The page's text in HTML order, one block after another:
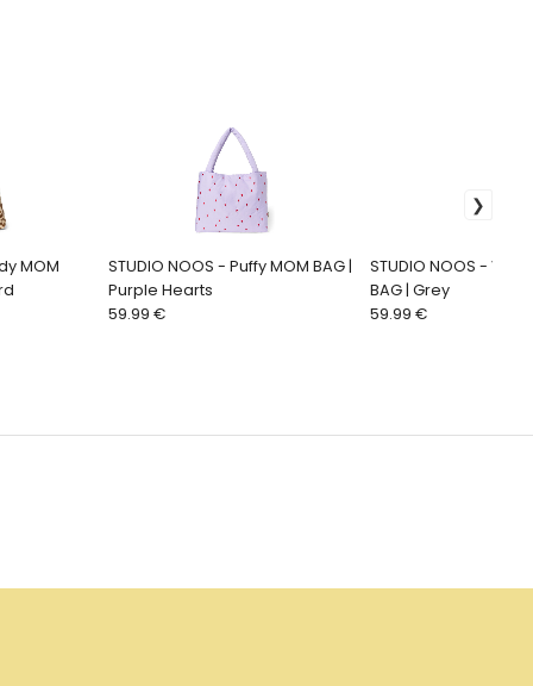
MOM
STUDIO NOOS - Puffy MOM BAG |
Purple Hearts
59.99 €
STUDIO NOOS -
BAG | Grey
59.99 €